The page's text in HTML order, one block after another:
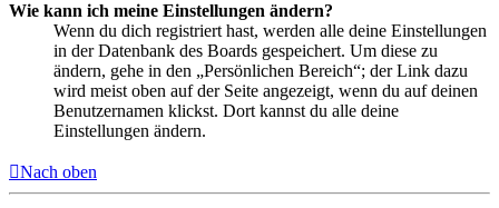
Wie kann ich meine Einstellungen ändern?
Wenn du dich registriert hast, werden alle deine Einstellungen
in der Datenbank des Boards gespeichert. Um diese zu
ändern, gehe in den „Persönlichen Bereich“; der Link dazu
wird meist oben auf der Seite angezeigt, wenn du auf deinen
Benutzernamen klickst. Dort kannst du alle deine
Einstellungen ändern.
Nach oben